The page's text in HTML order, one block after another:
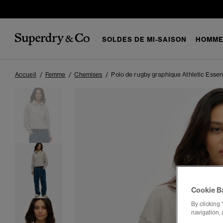
SOLDES DE MI-SAISON
Accueil Femme Chemises Polo de rugby graphique Athletic
Cookie
By clicking
navigation,